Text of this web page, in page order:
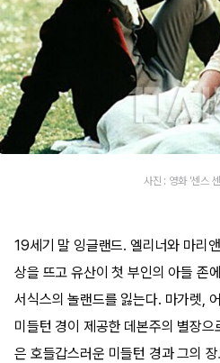
사진 : 영화 '센스
19세기 말 잉글랜드. 엘리너와 마리
상을 뜨고 유산이 첫 부인의 아들 존
서식스의 놀랜드를 잃는다. 마가렛,
미들턴 경이 제공한 데본주의 별장
은 호들갑스러운 미들턴 경과 그의